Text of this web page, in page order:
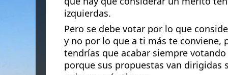
izquierdas.
Pero se debe votar por lo que
y no por lo que a ti más te conviene,
tendrías que acabar siempre
porque sus propuestas van dirigidas